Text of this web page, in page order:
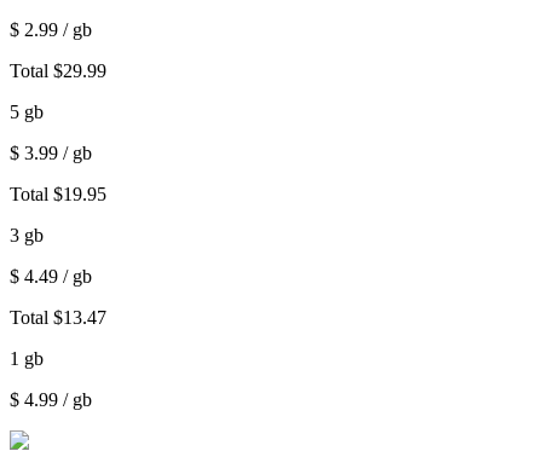
$ 2.99 / gb
Total $29.99
5 gb
$ 3.99 / gb
Total $19.95
3 gb
$ 4.49 / gb
Total $13.47
1 gb
$ 4.99 / gb